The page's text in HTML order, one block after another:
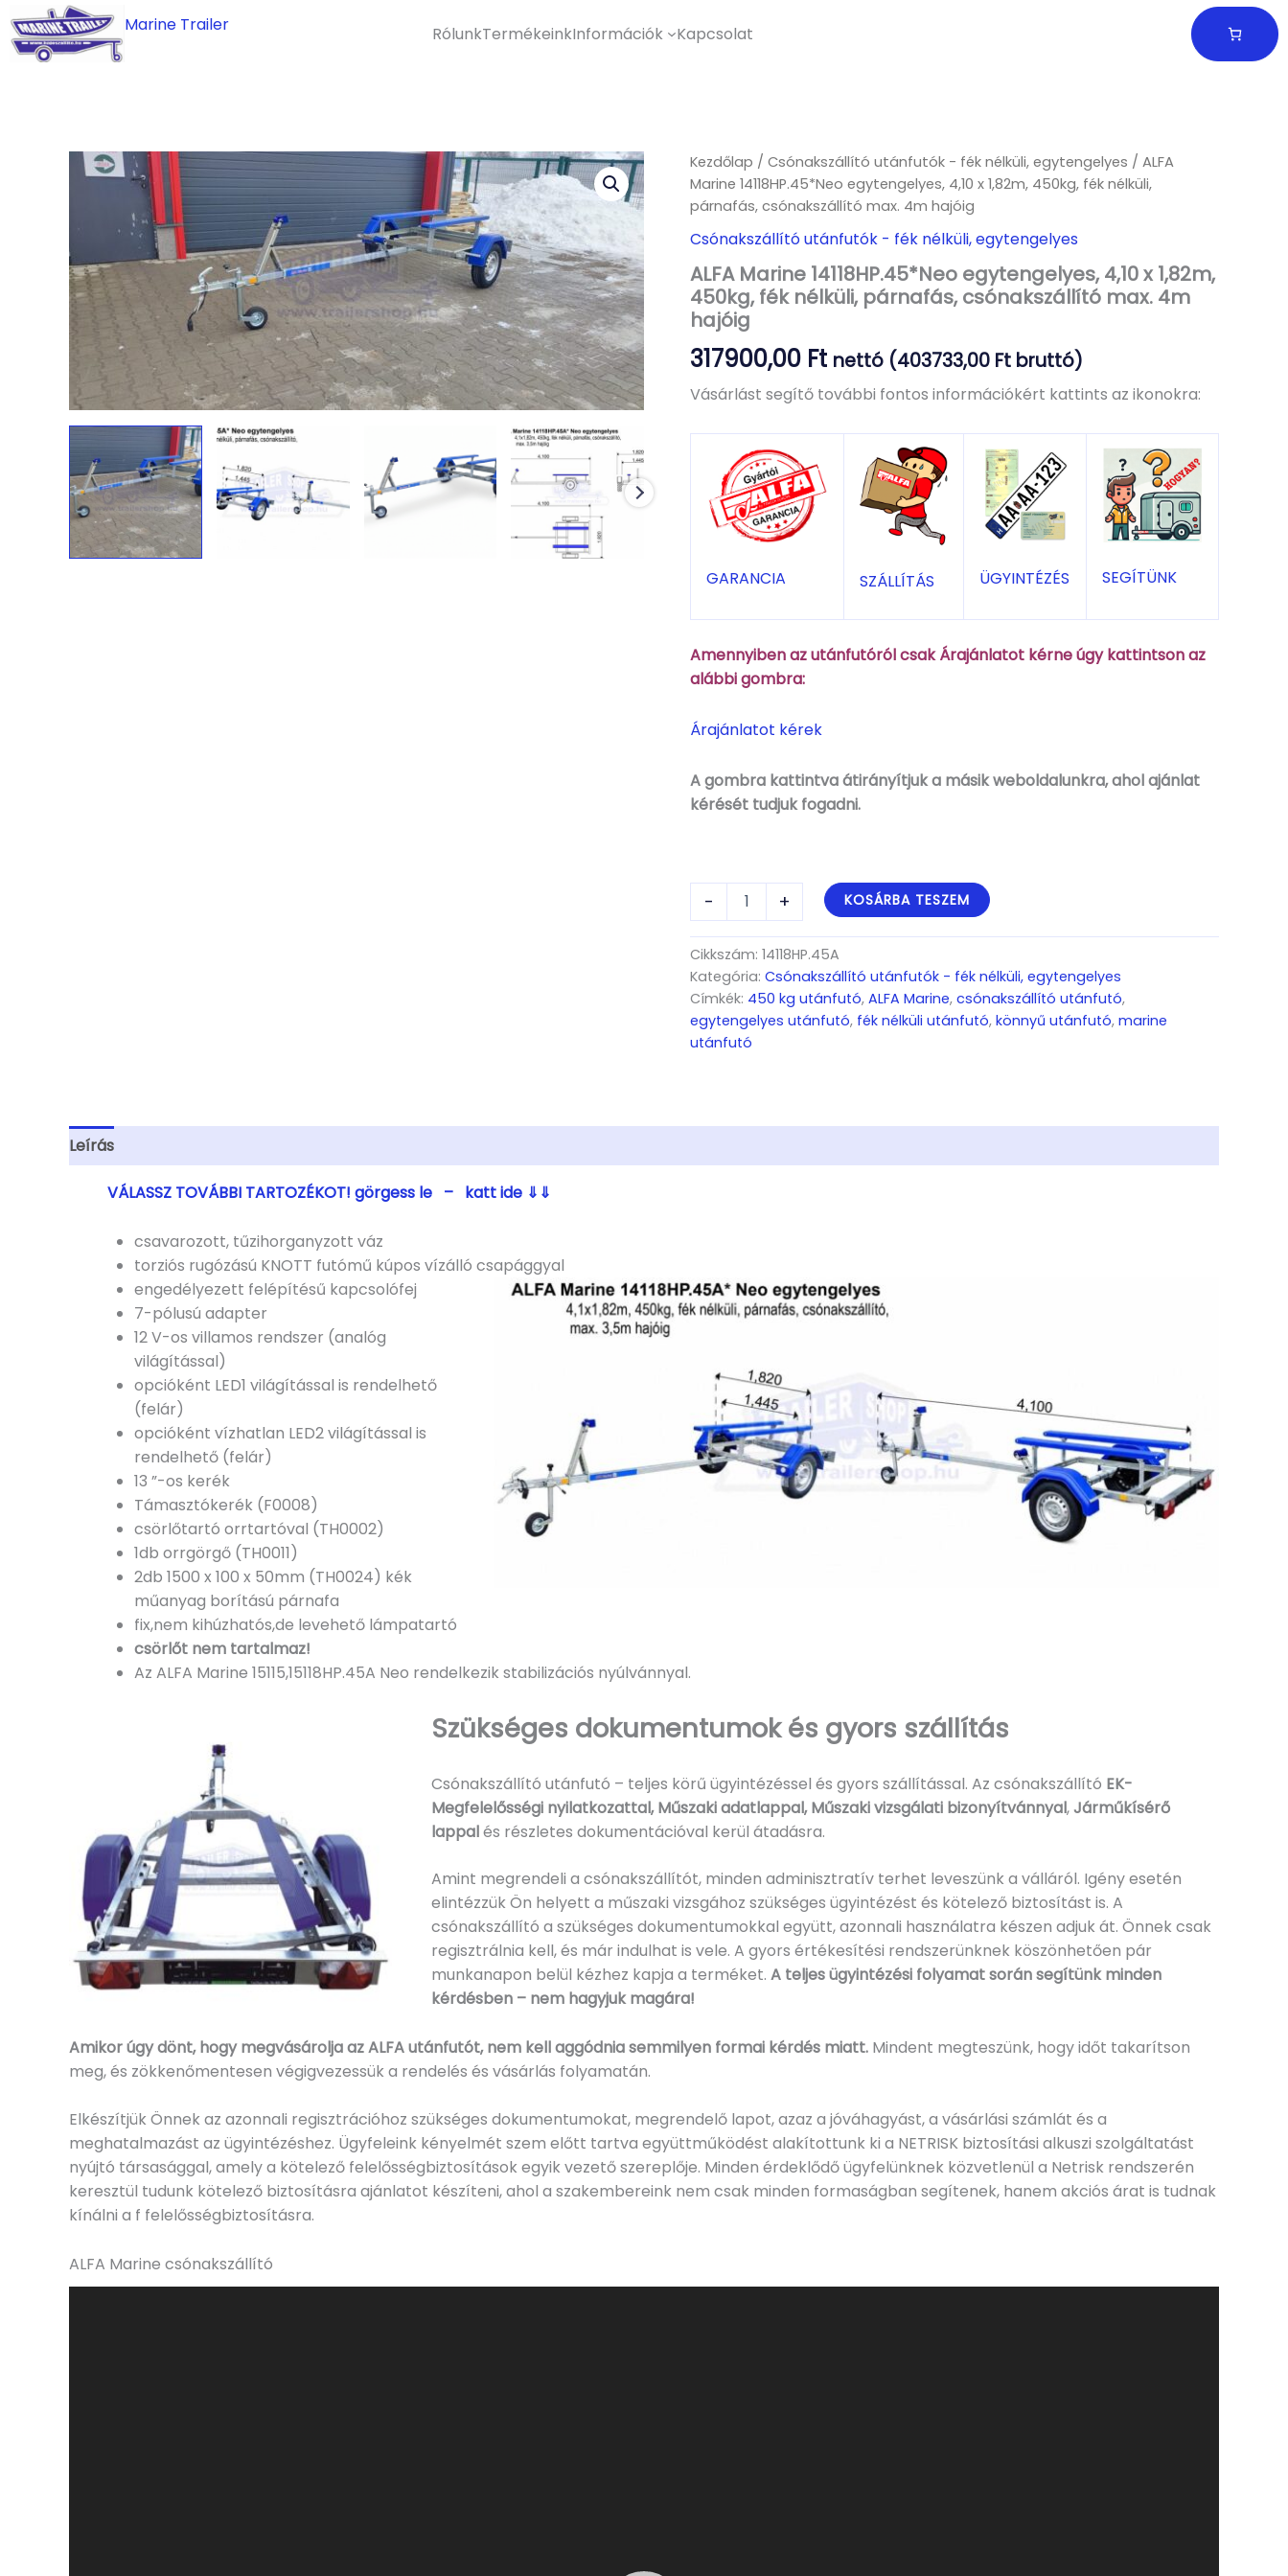
to
content
Marine Trailer RólunkTermékeinkInformációk Kapcsolat
Kezdőlap / Csónakszállító utánfutók - fék nélküli, egytengelyes / ALFA
Marine 14118HP.45*Neo egytengelyes, 4,10 x 1,82m, 450kg, fék nélküli,
párnafás, csónakszállító max. 4m hajóig
Csónakszállító utánfutók - fék nélküli, egytengelyes
ALFA Marine 14118HP.45*Neo egytengelyes, 4,10 x 1,82m,
450kg, fék nélküli, párnafás, csónakszállító max. 4m
hajóig
317900,00 Ft nettó (403733,00 Ft bruttó)
Vásárlást segítő további fontos információkért kattints az ikonokra:
GARANCIA SZÁLLÍTÁS ÜGYINTÉZÉS SEGÍTÜNK
Amennyiben az utánfutóról csak Árajánlatot kérne úgy kattintson az
alábbi gombra:
Árajánlatot kérek
A gombra kattintva átirányítjuk a másik weboldalunkra, ahol ajánlat
kérését tudjuk fogadni.
-
egytengelyes,
4,10
x
1,82m,
450kg,
fék
+ KOSÁRBA TESZEM
Cikkszám: 14118HP.45A
Kategória: Csónakszállító utánfutók - fék nélküli, egytengelyes
Címkék: 450 kg utánfutó, ALFA Marine, csónakszállító utánfutó,
egytengelyes utánfutó, fék nélküli utánfutó, könnyű utánfutó, marine
utánfutó
Leírás
VÁLASSZ TOVÁBBI TARTOZÉKOT! görgess le – katt ide ⇓⇓
csavarozott, tűzihorganyzott váz
torziós rugózású KNOTT futómű kúpos vízálló csapággyal
engedélyezett felépítésű kapcsolófej
7-pólusú adapter
12 V-os villamos rendszer (analóg
világítással)
opcióként LED1 világítással is rendelhető
(felár)
opcióként vízhatlan LED2 világítással is
rendelhető (felár)
13 ”-os kerék
Támasztókerék (F0008)
csörlőtartó orrtartóval (TH0002)
1db orrgörgő (TH0011)
2db 1500 x 100 x 50mm (TH0024) kék
műanyag borítású párnafa
fix,nem kihúzhatós,de levehető lámpatartó
csörlőt nem tartalmaz!
Az ALFA Marine 15115,15118HP.45A Neo rendelkezik stabilizációs nyúlvánnyal.
Szükséges dokumentumok és gyors szállítás
Csónakszállító utánfutó – teljes körű ügyintézéssel és gyors szállítással. Az csónakszállító EK-
Megfelelősségi nyilatkozattal, Műszaki adatlappal, Műszaki vizsgálati bizonyítvánnyal,Járműkísérő
lappalés részletes dokumentációval kerül átadásra.
Amint megrendeli a csónakszállítót, minden adminisztratív terhet leveszünk a válláról. Igény esetén
elintézzük Ön helyett a műszaki vizsgához szükséges ügyintézést és kötelező biztosítást is. A
csónakszállító a szükséges dokumentumokkal együtt, azonnali használatra készen adjuk át. Önnek csak
regisztrálnia kell, és már indulhat is vele. A gyors értékesítési rendszerünknek köszönhetően pár
munkanapon belül kézhez kapja a terméket. A teljes ügyintézési folyamat során segítünk minden
kérdésben – nem hagyjuk magára!
Amikor úgy dönt, hogy megvásárolja az ALFA utánfutót, nem kell aggódnia semmilyen formai kérdés miatt. Mindent megteszünk, hogy időt takarítson
meg, és zökkenőmentesen végigvezessük a rendelés és vásárlás folyamatán.
Elkészítjük Önnek az azonnali regisztrációhoz szükséges dokumentumokat, megrendelő lapot, azaz a jóváhagyást, a vásárlási számlát és a
meghatalmazást az ügyintézéshez. Ügyfeleink kényelmét szem előtt tartva együttműködést alakítottunk ki a NETRISK biztosítási alkuszi szolgáltatást
nyújtó társasággal, amely a kötelező felelősségbiztosítások egyik vezető szereplője. Minden érdeklődő ügyfelünknek közvetlenül a Netrisk rendszerén
keresztül tudunk kötelező biztosításra ajánlatot készíteni, ahol a szakembereink nem csak minden formaságban segítenek, hanem akciós árat is tudnak
kínálni a f felelősségbiztosításra.
ALFA Marine csónakszállító